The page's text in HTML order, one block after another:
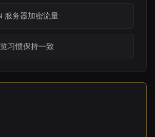
服务器加密流量
习惯保持一致